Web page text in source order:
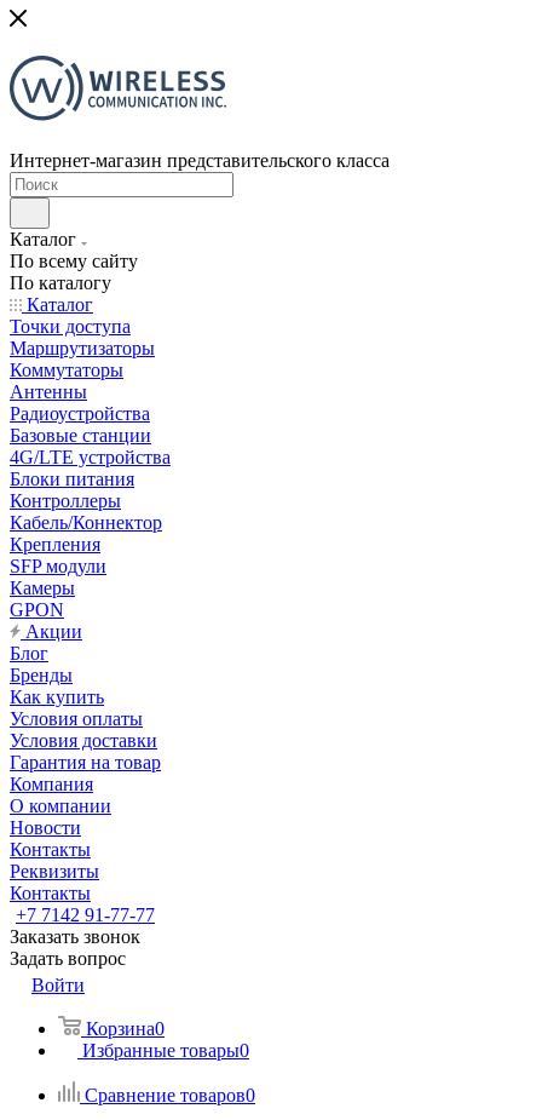
Интернет-магазин представительского класса
Каталог
По всему сайту
По каталогу
Каталог
Точки доступа
Маршрутизаторы
Коммутаторы
Антенны
Радиоустройства
Базовые станции
4G/LTE устройства
Блоки питания
Контроллеры
Кабель/Коннектор
Крепления
SFP модули
Камеры
GPON
Акции
Блог
Бренды
Как купить
Условия оплаты
Условия доставки
Гарантия на товар
Компания
О компании
Новости
Контакты
Реквизиты
Контакты
+7 7142 91-77-77
Заказать звонок
Задать вопрос
Войти
Корзина0
Избранные товары0
Сравнение товаров0